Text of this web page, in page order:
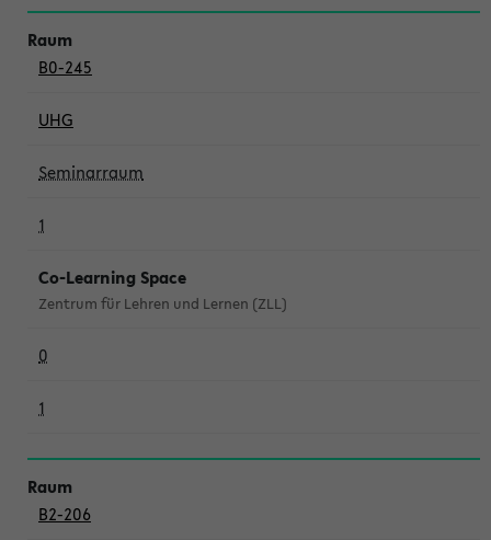
B0-245
UHG
Seminarraum
1
Co-Learning Space
Zentrum für Lehren und Lernen (ZLL)
0
1
B2-206